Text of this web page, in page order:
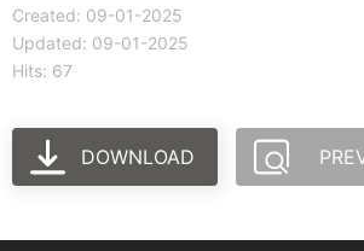
Created: 09-01-2025
Updated: 09-01-2025
Hits: 67
DOWNLOAD